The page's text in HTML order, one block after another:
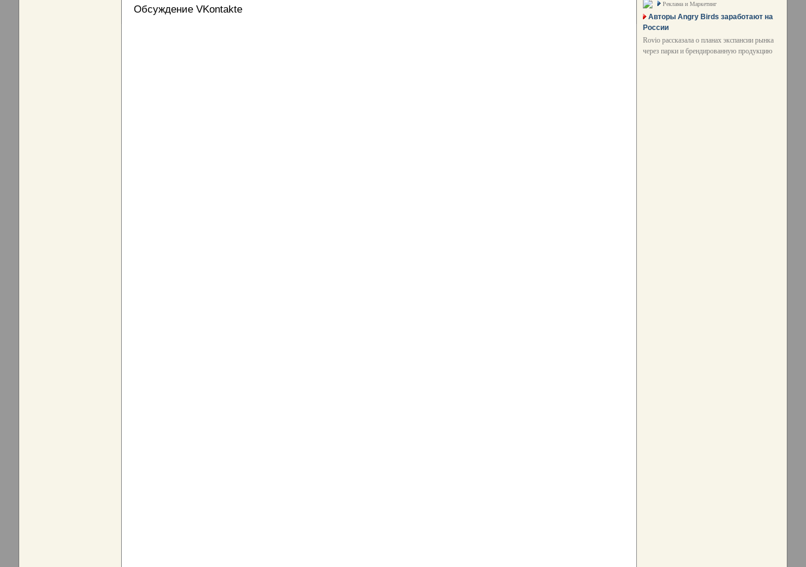
Обсуждение VKontakte Реклама и Маркетинг
Авторы Angry Birds заработают на
России
Rovio рассказала о планах экспансии рынка
через парки и брендированную продукцию